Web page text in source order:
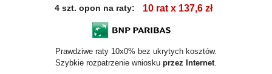
4 szt. opon na raty: 10 rat x 137,6 zł
Prawdziwe raty 10x0% bez ukrytych kosztów.
Szybkie rozpatrzenie wniosku przez Internet.